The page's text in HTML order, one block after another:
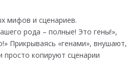
мифов и сценариев.
рода – полные! Это гены!»,
Прикрываясь «генами», внушают,
просто копируют сценарии